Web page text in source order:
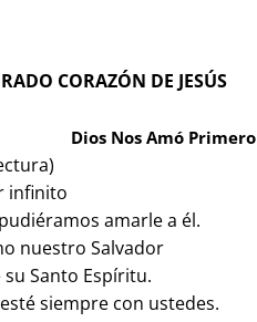
CORAZÓN DE JESÚS
Dios Nos Amó Primero
infinito
amarle a él.
nuestro Salvador
Santo Espíritu.
siempre con ustedes.